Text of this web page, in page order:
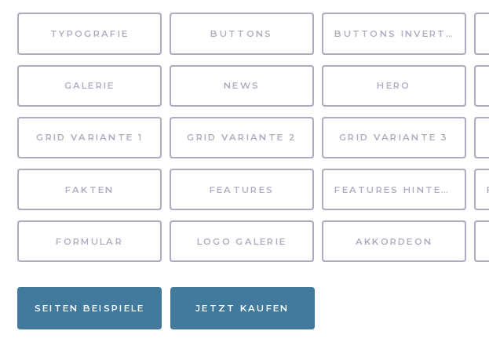
TYPOGRAFIE BUTTONS BUTTONS INVERTIERT
GALERIE NEWS HERO
GRID VARIANTE 1 GRID VARIANTE 2 GRID VARIANTE 3
FAKTEN FEATURES FEATURES HINTERGRUND
FORMULAR LOGO GALERIE AKKORDEON
SEITEN BEISPIELE JETZT KAUFEN